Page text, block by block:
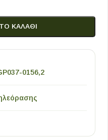
ΚΑΛΆΘΙ
0156,2